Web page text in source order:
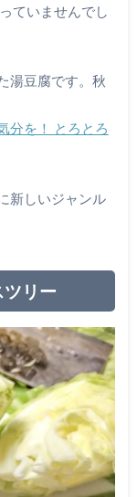
ていませんでし
湯豆腐です。秋
分を！ とろとろ
新しいジャンル
リー